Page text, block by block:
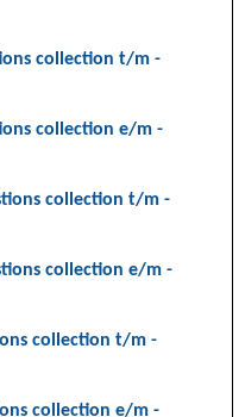
collection t/m -
collection e/m -
collection t/m -
collection e/m -
collection t/m -
collection e/m -